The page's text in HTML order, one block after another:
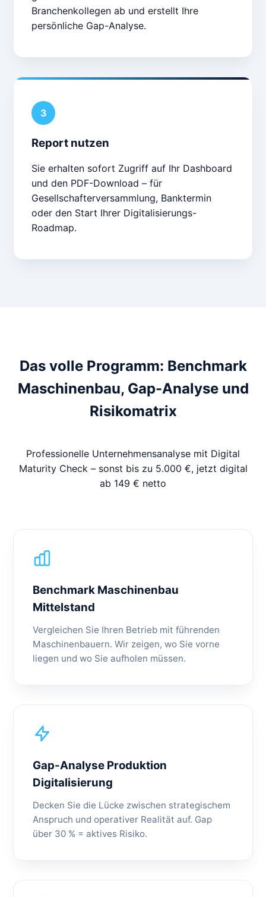
Branchenkollegen ab und erstellt Ihre
persönliche Gap-Analyse.
3
Report nutzen
Sie erhalten sofort Zugriff auf Ihr Dashboard
und den PDF-Download – für
Gesellschafterversammlung, Banktermin
oder den Start Ihrer Digitalisierungs-
Roadmap.
Das volle Programm: Benchmark
Maschinenbau, Gap-Analyse und
Risikomatrix
Professionelle Unternehmensanalyse mit Digital
Maturity Check – sonst bis zu 5.000 €, jetzt digital
ab 149 € netto
Benchmark Maschinenbau
Mittelstand
Vergleichen Sie Ihren Betrieb mit führenden
Maschinenbauern. Wir zeigen, wo Sie vorne
liegen und wo Sie aufholen müssen.
Gap-Analyse Produktion
Digitalisierung
Decken Sie die Lücke zwischen strategischem
Anspruch und operativer Realität auf. Gap
über 30 % = aktives Risiko.